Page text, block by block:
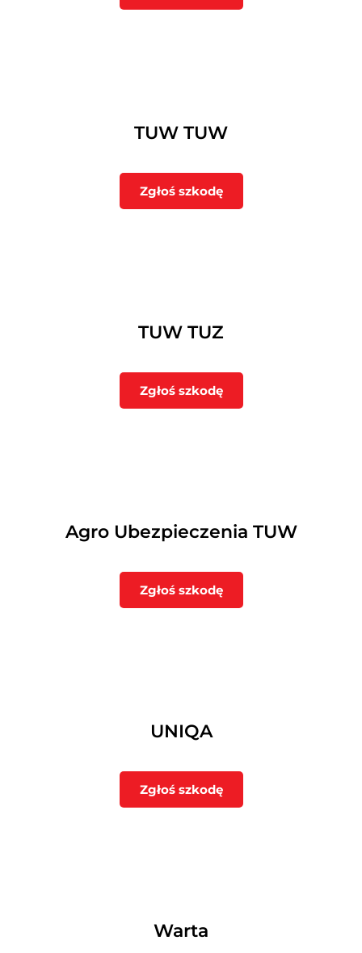
TUW TUW
Zgłoś szkodę
TUW TUZ
Zgłoś szkodę
Agro Ubezpieczenia TUW
Zgłoś szkodę
UNIQA
Zgłoś szkodę
Warta